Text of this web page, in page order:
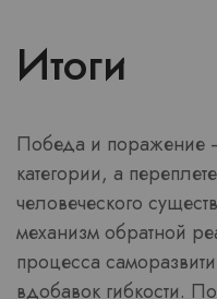
Итоги
Победа и поражение
категории, а
человеческого
механизм обратной
процесса
вдобавок гибкости.